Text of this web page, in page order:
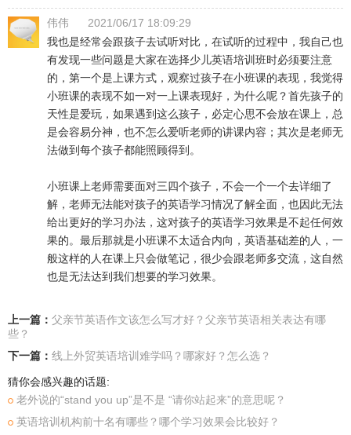
伟伟
2021/06/17 18:09:29
我也是经常会跟孩子去试听对比，在试听的过程中，我自己也
有发现一些问题是大家在选择少儿英语培训班时必须要注意
的，第一个是上课方式，观察过孩子在小班课的表现，我觉得
小班课的表现不如一对一上课表现好，为什么呢？首先孩子的
天性是爱玩，如果遇到这么孩子，必定心思不会放在课上，总
是会容易分神，也不怎么爱听老师的讲课内容；其次是老师无
法做到每个孩子都能照顾得到。
小班课上老师需要面对三四个孩子，不会一个一个去详细了
解，老师无法能对孩子的英语学习情况了解全面，也因此无法
给出更好的学习办法，这对孩子的英语学习效果是不起任何效
果的。最后那就是小班课不太适合内向，英语基础差的人，一
般这样的人在课上只会做笔记，很少会跟老师多交流，这自然
也是无法达到我们想要的学习效果。
上一篇： 父亲节英语作文该怎么写才好？父亲节英语相关表达有哪
些？
下一篇： 线上外贸英语培训难学吗？哪家好？怎么选？
猜你会感兴趣的话题:
老外说的“stand you up”是不是 “请你站起来”的意思呢？
英语培训机构前十名有哪些？哪个学习效果会比较好？